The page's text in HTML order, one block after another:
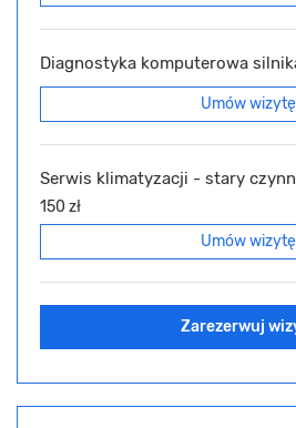
Diagnostyka komputerowa
Umów wizytę
Serwis klimatyzacji - stary
150 zł
Umów wizytę
Zarezerwuj